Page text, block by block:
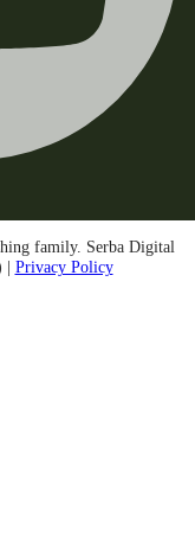
family. Serba Digital
| Privacy Policy